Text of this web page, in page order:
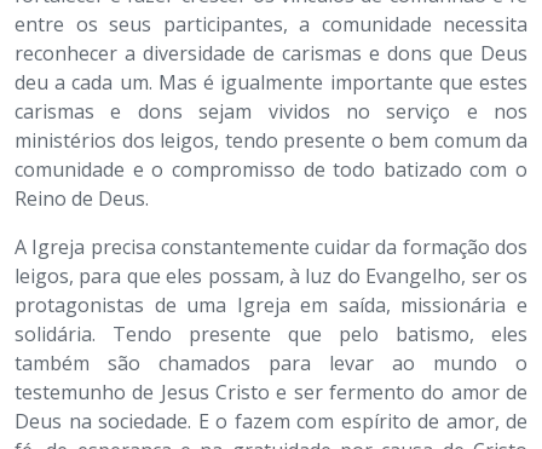
entre os seus participantes, a comunidade necessita
reconhecer a diversidade de carismas e dons que Deus
deu a cada um. Mas é igualmente importante que estes
carismas e dons sejam vividos no serviço e nos
ministérios dos leigos, tendo presente o bem comum da
comunidade e o compromisso de todo batizado com o
Reino de Deus.
A Igreja precisa constantemente cuidar da formação dos
leigos, para que eles possam, à luz do Evangelho, ser os
protagonistas de uma Igreja em saída, missionária e
solidária. Tendo presente que pelo batismo, eles
também são chamados para levar ao mundo o
testemunho de Jesus Cristo e ser fermento do amor de
Deus na sociedade. E o fazem com espírito de amor, de